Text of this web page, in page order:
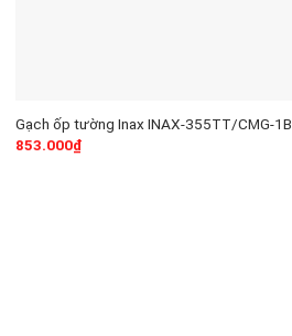
Gạch ốp tường Inax INAX-355TT/CMG-1B
853.000₫